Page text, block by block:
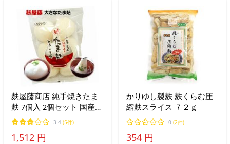
麸屋藤商店 純手焼きたま
麸 7個入 2個セット 国産
手作りたまふ3.4 (5件)
1,512 円
かりゆし製麸 麸くらむ圧
縮麸スライス ７２ｇ
0 (2件)
354 円